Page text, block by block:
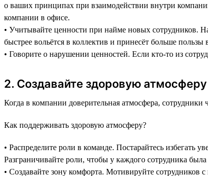
о ваших принципах при взаимодействии внутри
компании в офисе.
• Учитывайте ценности при найме новых сотрудников.
быстрее вольётся в коллектив и принесёт больше
• Говорите о нарушении ценностей. Если кто-то из
2. Создавайте здоровую
Когда в компании доверительная атмосфера,
Как поддерживать здоровую атмосферу?
• Распределите роли в команде. Постарайтесь избегать
Разграничивайте роли, чтобы у каждого сотрудника была
• Создавайте зону комфорта. Мотивируйте